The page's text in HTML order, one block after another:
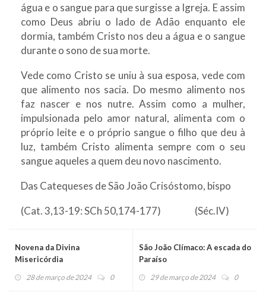
água e o sangue para que surgisse a Igreja. E assim
como Deus abriu o lado de Adão enquanto ele
dormia, também Cristo nos deu a água e o sangue
durante o sono de sua morte.
Vede como Cristo se uniu à sua esposa, vede com
que alimento nos sacia. Do mesmo alimento nos
faz nascer e nos nutre. Assim como a mulher,
impulsionada pelo amor natural, alimenta com o
próprio leite e o próprio sangue o filho que deu à
luz, também Cristo alimenta sempre com o seu
sangue aqueles a quem deu novo nascimento.
Das Catequeses de São João Crisóstomo, bispo
(Cat. 3,13-19: SCh 50,174-177) (Séc.IV)
Novena da Divina
Misericórdia
28 de março de 2024 0
São João Clímaco: A escada do
Paraíso
29 de março de 2024 0